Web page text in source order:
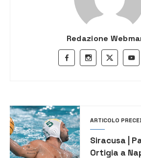
Redazione
ARTICOLO
Siracusa |
Ortigia a